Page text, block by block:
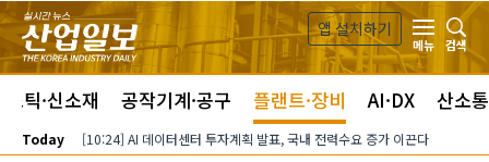
본문 바로가기
앱 설치하기
메뉴
검색
틱·신소재 공작기계·공구 플랜트·장비 AI·DX 산소통
Today [10:24] AI 데이터센터 투자계획 발표, 국내 전력수요 증가 이끈다